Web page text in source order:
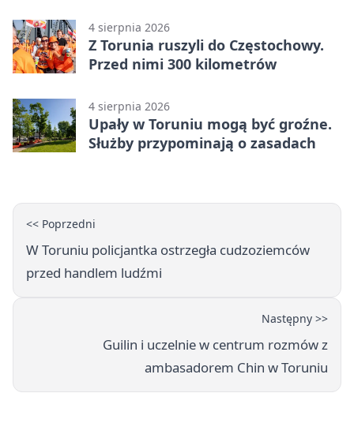
4 sierpnia 2026
Z Torunia ruszyli do Częstochowy.
Przed nimi 300 kilometrów
4 sierpnia 2026
Upały w Toruniu mogą być groźne.
Służby przypominają o zasadach
<< Poprzedni
W Toruniu policjantka ostrzegła cudzoziemców
przed handlem ludźmi
Następny >>
Guilin i uczelnie w centrum rozmów z
ambasadorem Chin w Toruniu